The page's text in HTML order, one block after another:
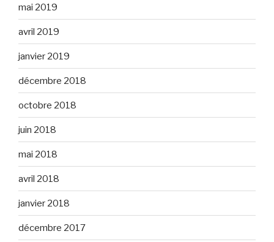
mai 2019
avril 2019
janvier 2019
décembre 2018
octobre 2018
juin 2018
mai 2018
avril 2018
janvier 2018
décembre 2017